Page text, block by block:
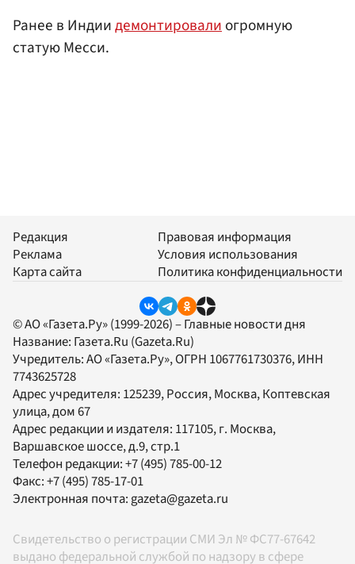
Ранее в Индиидемонтировали огромную
статую Месси.
Редакция
Реклама
Карта сайта
Правовая информация
Условия использования
Политика конфиденциальности
© АО «Газета.Ру» (1999-2026) – Главные новости дня
Название: Газета.Ru (Gazeta.Ru)
Учредитель:АО «Газета.Ру», ОГРН 1067761730376, ИНН
7743625728
Адрес учредителя: 125239, Россия, Москва, Коптевская
улица, дом 67
Адрес редакции и издателя: 117105, г. Москва,
Варшавское шоссе, д.9, стр.1
Телефон редакции:+7 (495) 785-00-12
Факс:+7 (495) 785-17-01
Электронная почта:gazeta@gazeta.ru
Свидетельство о регистрации СМИ Эл № ФС77-67642
выдано федеральной службой по надзору в сфере